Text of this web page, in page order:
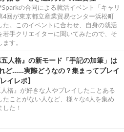
の合同による就活イベント「キャリ
4回が東京都立産業貿易センター浜松町
た。このイベントに合わせ、自身の就活
若手クリエイターに聞いてみたので、そ
す。
人格』の新モード「手記の加筆」は
ど……実際どうなの？集まってプレイ
イレポ】
人格』が好きな人やプレイしたことある
たことがない人など、様々な4人を集め
た！